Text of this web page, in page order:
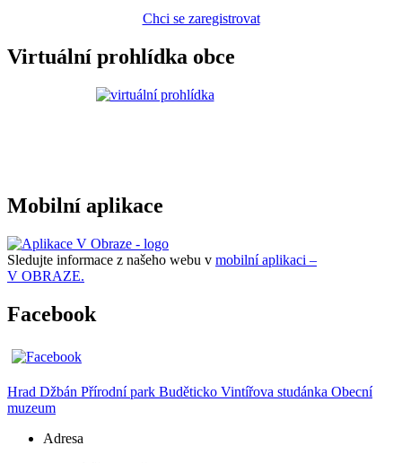
Chci se zaregistrovat
Virtuální prohlídka obce
Mobilní aplikace
Sledujte informace z našeho webu v mobilní aplikaci –
V OBRAZE.
Facebook
Hrad Džbán Přírodní park Buděticko Vintířova studánka Obecní
muzeum
Adresa